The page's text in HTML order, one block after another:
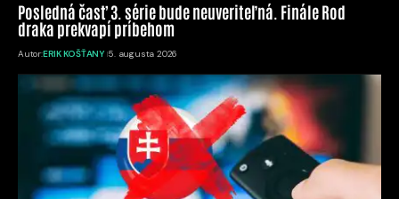
Posledná časť 3. série bude neuveriteľná. Finále Rod
draka prekvapí príbehom
Autor:ERIK KOŠŤANY 5. augusta 2026